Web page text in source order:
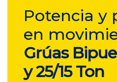
Potencia y
en
Grúas
y 25/15 Ton